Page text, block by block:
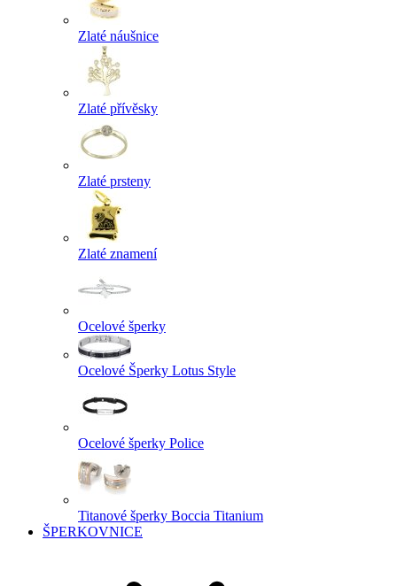
Zlaté náušnice
Zlaté přívěsky
Zlaté prsteny
Zlaté znamení
Ocelové šperky
Ocelové Šperky Lotus Style
Ocelové šperky Police
Titanové šperky Boccia Titanium
ŠPERKOVNICE